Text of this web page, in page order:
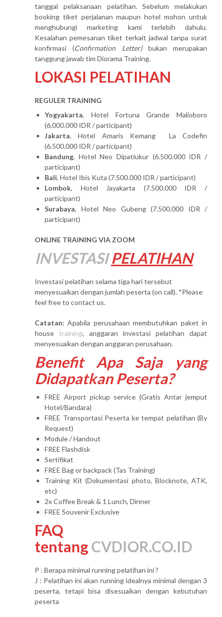
tanggal pelaksanaan pelatihan. Sebelum melakukan
booking tiket perjalanan maupun hotel mohon untuk
menghubungi marketing kami terlebih dahulu.
Kesalahan pemesanan tiket terkait jadwal tanpa surat
konfirmasi (Confirmation Letter)bukan merupakan
tanggung jawab tim Diorama Training.
LOKASI PELATIHAN
REGULER TRAINING
Yogyakarta, Hotel Fortuna Grande Malioboro
(6.000.000 IDR / participant)
Jakarta, Hotel Amaris Kemang La Codefin
(6.500.000 IDR / participant)
Bandung, Hotel Neo Dipatiukur (6.500.000 IDR /
participant)
Bali, Hotel Ibis Kuta (7.500.000 IDR / participant)
Lombok, Hotel Jayakarta (7.500.000 IDR /
participant)
Surabaya, Hotel Neo Gubeng (7.500.000 IDR /
participant)
ONLINE TRAINING VIA ZOOM
INVESTASI PELATIHAN
Investasi pelatihan selama tiga hari tersebut
menyesuaikan dengan jumlah peserta (on call). *Please
feel free to contact us.
Catatan: Apabila perusahaan membutuhkan paket in
house training, anggaran investasi pelatihan dapat
menyesuaikan dengan anggaran perusahaan.
Benefit Apa Saja yang
Didapatkan Peserta?
FREE Airport pickup service (Gratis Antar jemput
Hotel/Bandara)
FREE Transportasi Peserta ke tempat pelatihan (By
Request)
Module / Handout
FREE Flashdisk
Sertifikat
FREE Bag or backpack (Tas Training)
Training Kit (Dokumentasi photo, Blocknote, ATK,
etc)
2x Coffee Break & 1 Lunch, Dinner
FREE Souvenir Exclusive
FAQ
tentangCVDIOR.CO.ID
P : Berapa minimal running pelatihan ini ?
J : Pelatihan ini akan running idealnya minimal dengan 3
peserta, tetapi bisa disesuaikan dengan kebutuhan
peserta